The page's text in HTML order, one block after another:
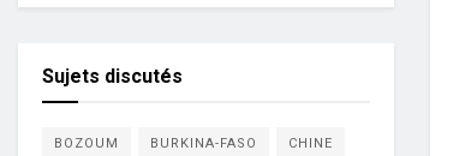
Sujets discutés
BOZOUM BURKINA-FASO CHINE